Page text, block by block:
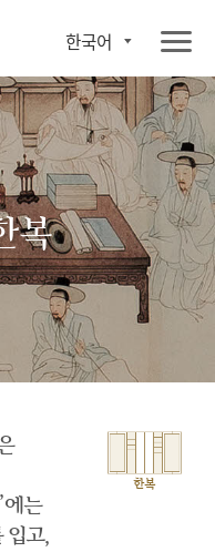
한국어
복
에는
입고,
한복